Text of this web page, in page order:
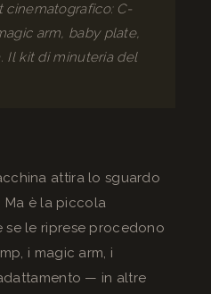
cinematografico: C-
arm, baby plate,
Il kit di minuteria del
attira lo sguardo
Ma è la piccola
se le riprese procedono
i magic arm, i
— in altre